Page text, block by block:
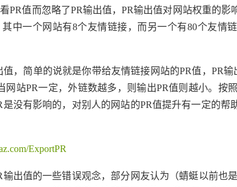
值而忽略了PR输出值，PR输出值对网站权重的影
中一个网站有8个友情链接，而另一个有80个友情
简单的说就是你带给友情链接网站的PR值，PR输
站PR一定，外链数越多，则输出PR值则越小。按
没有影响的，对别人的网站的PR值提升有一定的帮
ExportPR
值的一些错误观念，部分网友认为（蜻蜓以前也